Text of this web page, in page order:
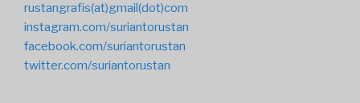
rustangrafis(at)gmail(dot)com
instagram.com/suriantorustan
facebook.com/suriantorustan
twitter.com/suriantorustan